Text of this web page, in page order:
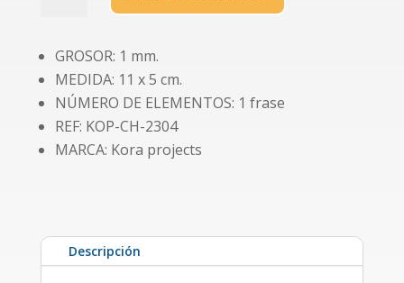
cantidad
GROSOR: 1 mm.
MEDIDA: 11 x 5 cm.
NÚMERO DE ELEMENTOS: 1 frase
REF: KOP-CH-2304
MARCA: Kora projects
Descripción